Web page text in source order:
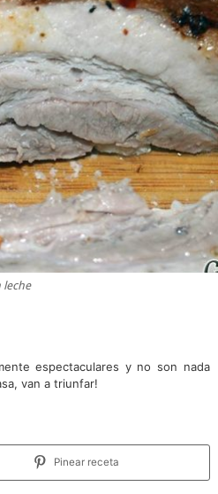
leche
espectaculares y no son nada
van a triunfar!
Pinear receta